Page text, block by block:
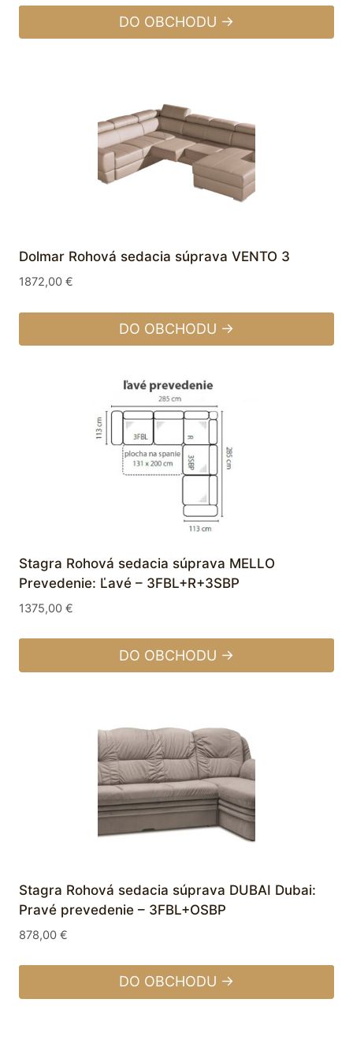
DO OBCHODU →
Dolmar Rohová sedacia súprava VENTO 3
1872,00 €
DO OBCHODU →
Stagra Rohová sedacia súprava MELLO
Prevedenie: Ľavé – 3FBL+R+3SBP
1375,00 €
DO OBCHODU →
Stagra Rohová sedacia súprava DUBAI Dubai:
Pravé prevedenie – 3FBL+OSBP
878,00 €
DO OBCHODU →